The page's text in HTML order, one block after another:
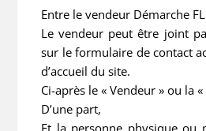
Entre le vendeur Démarche
Le vendeur peut être joint
sur le formulaire de contact
d’accueil du site.
Ci-après le « Vendeur » ou la «
D’une part,